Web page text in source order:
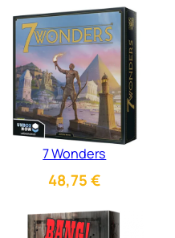
7 Wonders
48,75€